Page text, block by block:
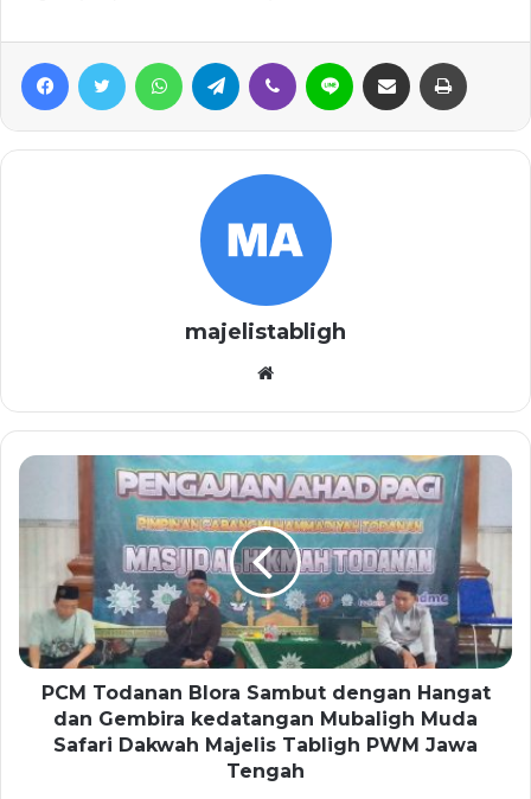
Facebook Twitter WhatsApp Telegram Viber Line Share via Email
majelistabligh
PCM Todanan Blora Sambut dengan Hangat
dan Gembira kedatangan Mubaligh Muda
Safari Dakwah Majelis Tabligh PWM Jawa
Tengah